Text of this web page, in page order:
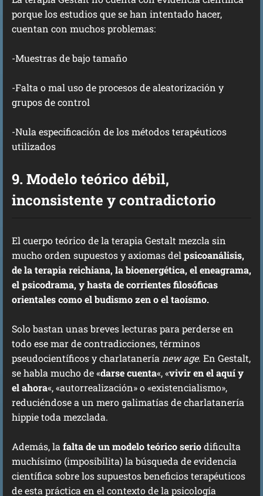
porque los estudios que se han intentado hacer,
cuentan con muchos problemas:
-Muestras de bajo tamaño
-Falta o mal uso de procesos de aleatorización y
grupos de control
-Nula especificación de los métodos terapéuticos
utilizados
9. Modelo teórico débil,
inconsistente y contradictorio
El cuerpo teórico de la terapia Gestalt mezcla sin
mucho orden supuestos y axiomas delpsicoanálisis,
de la terapia reichiana, la bioenergética, el eneagrama,
el psicodrama, y hasta de corrientes filosóficas
orientales como el budismo zen o el taoísmo.
Solo bastan unas breves lecturas para perderse en
todo ese mar de contradicciones, términos
pseudocientíficos y charlataneríanew age. En Gestalt,
se habla mucho de «darse cuenta«, «vivir en el aquí y
el ahora«, «autorrealización» o «existencialismo»,
reduciéndose a un mero galimatías de charlatanería
hippie toda mezclada.
Además, lafalta de un modelo teórico seriodificulta
muchísimo (imposibilita) la búsqueda de evidencia
científica sobre los supuestos beneficios terapéuticos
de esta práctica en el contexto de la psicología